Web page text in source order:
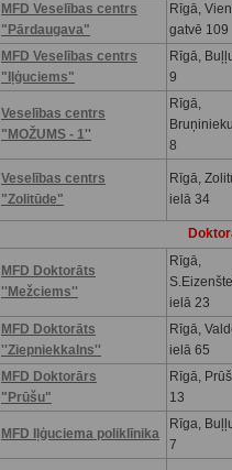
MFD Veselības centrs
"Pārdaugava"
Rīgā,
gatvē 109
MFD Veselības centrs
"Iļģuciems"
Rīgā,
9
Veselības centrs
"MOŽUMS - 1''
Rīgā,
8
Veselības centrs
"Zolitūde"
Rīgā,
ielā 34
MFD Doktorāts
''Mežciems''
Rīgā,
ielā 23
MFD Doktorāts
''Ziepniekkalns''
Rīgā,
ielā 65
MFD Doktorārs
"Prūšu"
Rīgā,
13
MFD Iļģuciema poliklīnika
Rīga,
7